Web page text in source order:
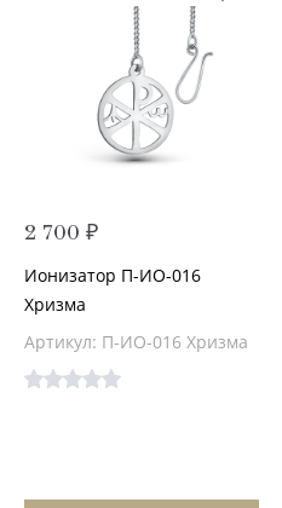
2 700 ₽
Ионизатор П-ИО-016
Хризма
Артикул: П-ИО-016 Хризма